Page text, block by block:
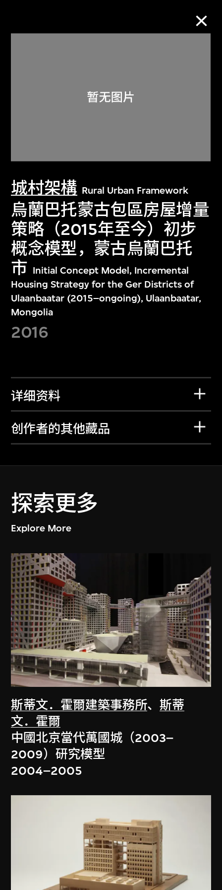
城村架構 Rural Urban Framework
烏蘭巴托蒙古包區房屋增量
策略（2015年至今）初步
概念模型，蒙古烏蘭巴托
市 Initial Concept Model, Incremental
Housing Strategy for the Ger Districts of
Ulaanbaatar (2015–ongoing), Ulaanbaatar,
Mongolia
2016
详细资料
创作者的其他藏品
探索更多
Explore More
斯蒂文．霍爾建築事務所、斯蒂
文．霍爾
中國北京當代萬國城（2003–
2009）研究模型
2004–2005
关于M+藏品
探索世界顶级的二十及二十一世纪视觉
文化藏品。